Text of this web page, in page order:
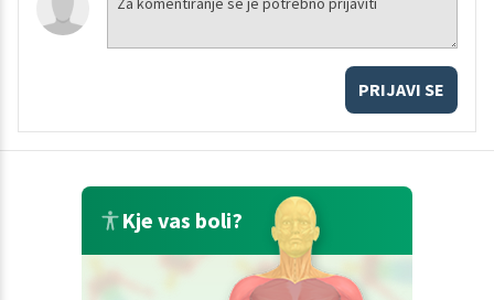
PRIJAVI SE
Kje vas boli?